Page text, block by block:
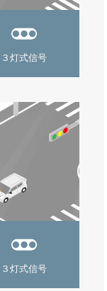
３灯式信号
３灯式信号